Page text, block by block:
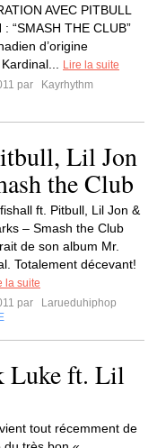
AVEC PITBULL
: “SMASH THE CLUB”
d’origine
Lire la suite
par
Kayrhythm
Lil Jon
the Club
ft. Pitbull, Lil Jon &
– Smash the Club
de son album Mr.
Totalement décevant!
la suite
par
Larueduhiphop
Luke ft. Lil
tout récemment de